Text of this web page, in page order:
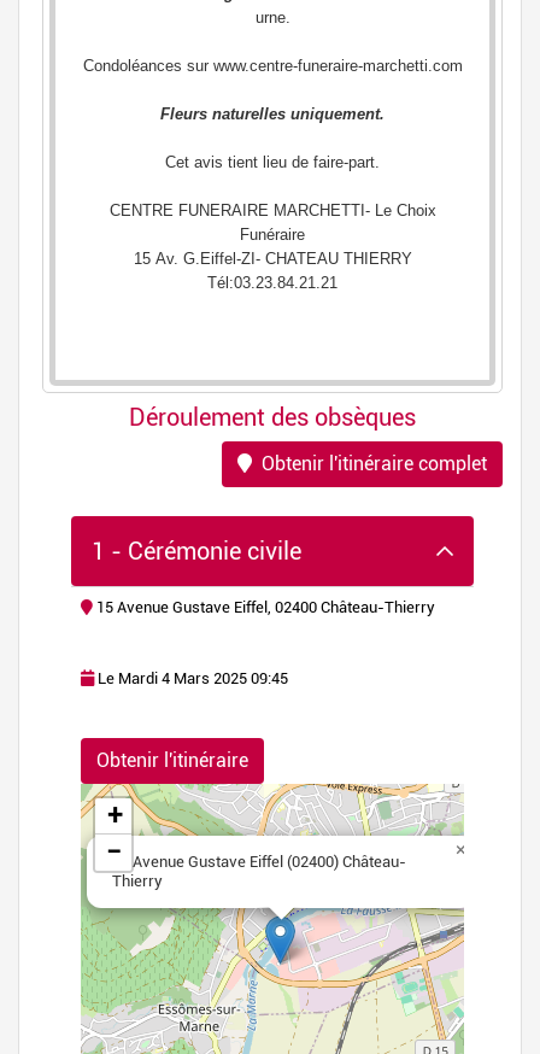
Déroulement des obsèques
Obtenir l'itinéraire complet
1 - Cérémonie civile
15 Avenue Gustave Eiffel, 02400 Château-Thierry
Le Mardi 4 Mars 2025 09:45
Obtenir l'itinéraire
15 Avenue Gustave Eiffel (02400) Château-
Thierry
×
+
−